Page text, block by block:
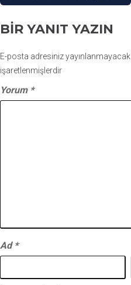
BIR YANIT YAZIN
E-posta adresiniz yayınlanmayacak.
işaretlenmişlerdir
Yorum *
Ad *